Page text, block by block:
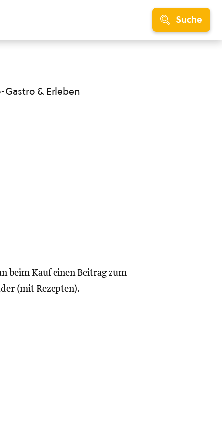
Suche
Gastro & Erleben
beim Kauf einen Beitrag zum
(mit Rezepten).